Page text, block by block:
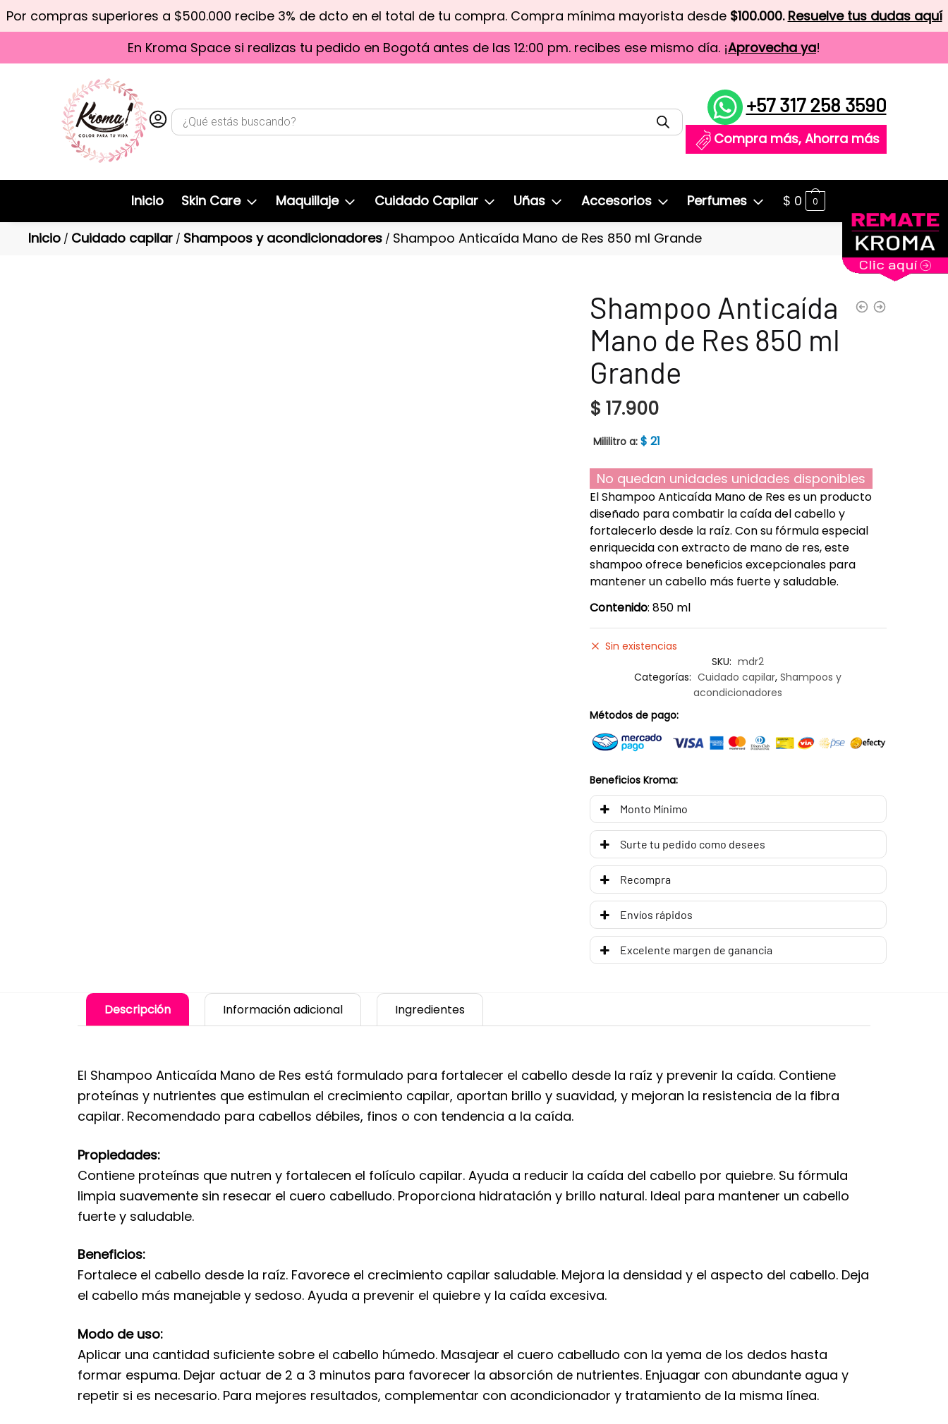
Por compras superiores a $500.000 recibe 3% de dcto en el total de tu compra. Compra mínima mayorista desde $100.000. Resuelve tus dudas aquí
En Kroma Space si realizas tu pedido en Bogotá antes de las 12:00 pm. recibes ese mismo día. ¡Aprovecha ya!
+57 317 258 3590
Compra más, Ahorra más
Inicio Skin Care Maquillaje Cuidado Capilar Uñas Accesorios Perfumes $ 0 0
Inicio / Cuidado capilar / Shampoos y acondicionadores / Shampoo Anticaída Mano de Res 850 ml Grande
Shampoo Anticaída
Mano de Res 850 ml
Grande
$ 17.900
Mililitro a: $ 21
No quedan unidades unidades disponibles
El Shampoo Anticaída Mano de Res es un producto
diseñado para combatir la caída del cabello y
fortalecerlo desde la raíz. Con su fórmula especial
enriquecida con extracto de mano de res, este
shampoo ofrece beneficios excepcionales para
mantener un cabello más fuerte y saludable.
Contenido: 850 ml
Sin existencias
SKU: mdr2
Categorías: Cuidado capilar,Shampoos y
acondicionadores
Métodos de pago:
Beneficios Kroma:
Monto Mínimo
Surte tu pedido como desees
Recompra
Envíos rápidos
Excelente margen de ganancia
Descripción Información adicional Ingredientes
El Shampoo Anticaída Mano de Res está formulado para fortalecer el cabello desde la raíz y prevenir la caída. Contiene
proteínas y nutrientes que estimulan el crecimiento capilar, aportan brillo y suavidad, y mejoran la resistencia de la fibra
capilar. Recomendado para cabellos débiles, finos o con tendencia a la caída.
Propiedades:
Contiene proteínas que nutren y fortalecen el folículo capilar. Ayuda a reducir la caída del cabello por quiebre. Su fórmula
limpia suavemente sin resecar el cuero cabelludo. Proporciona hidratación y brillo natural. Ideal para mantener un cabello
fuerte y saludable.
Beneficios:
Fortalece el cabello desde la raíz. Favorece el crecimiento capilar saludable. Mejora la densidad y el aspecto del cabello. Deja
el cabello más manejable y sedoso. Ayuda a prevenir el quiebre y la caída excesiva.
Modo de uso:
Aplicar una cantidad suficiente sobre el cabello húmedo. Masajear el cuero cabelludo con la yema de los dedos hasta
formar espuma. Dejar actuar de 2 a 3 minutos para favorecer la absorción de nutrientes. Enjuagar con abundante agua y
repetir si es necesario. Para mejores resultados, complementar con acondicionador y tratamiento de la misma línea.